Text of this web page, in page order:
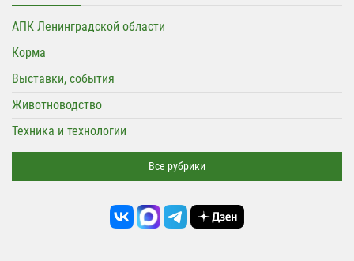
АПК Ленинградской области
Корма
Выставки, события
Животноводство
Техника и технологии
Все рубрики